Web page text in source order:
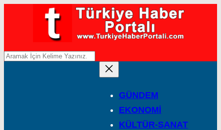
A
GÜNDEM
EKONOMİ
KÜLTÜR-SANAT